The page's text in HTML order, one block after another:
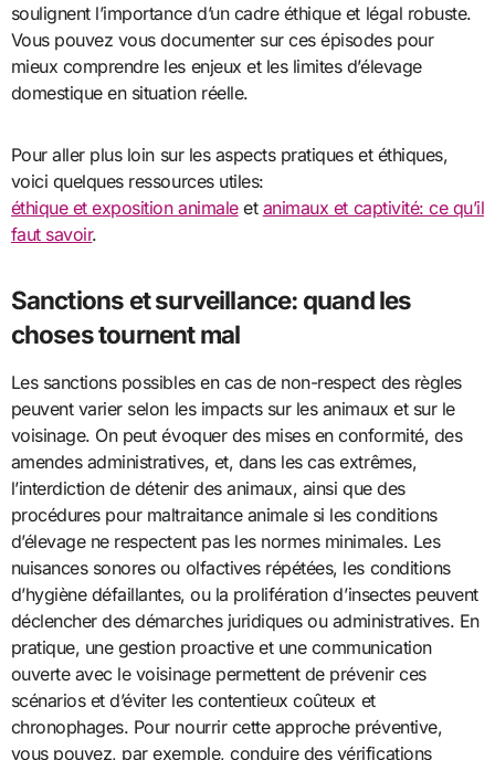
soulignent l’importance d’un cadre éthique et légal robuste.
Vous pouvez vous documenter sur ces épisodes pour
mieux comprendre les enjeux et les limites d’élevage
domestique en situation réelle.
Pour aller plus loin sur les aspects pratiques et éthiques,
voici quelques ressources utiles:
éthique et exposition animaleet animaux et captivité: ce qu’il
faut savoir.
Sanctions et surveillance: quand les
choses tournent mal
Les sanctions possibles en cas de non-respect des règles
peuvent varier selon les impacts sur les animaux et sur le
voisinage. On peut évoquer des mises en conformité, des
amendes administratives, et, dans les cas extrêmes,
l’interdiction de détenir des animaux, ainsi que des
procédures pour maltraitance animale si les conditions
d’élevage ne respectent pas les normes minimales. Les
nuisances sonores ou olfactives répétées, les conditions
d’hygiène défaillantes, ou la prolifération d’insectes peuvent
déclencher des démarches juridiques ou administratives. En
pratique, une gestion proactive et une communication
ouverte avec le voisinage permettent de prévenir ces
scénarios et d’éviter les contentieux coûteux et
chronophages. Pour nourrir cette approche préventive,
vous pouvez, par exemple, conduire des vérifications